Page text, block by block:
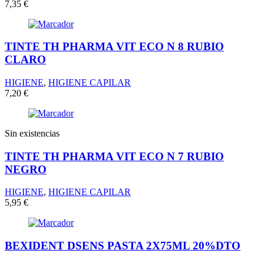
7,35 €
TINTE TH PHARMA VIT ECO N 8 RUBIO
CLARO
HIGIENE, HIGIENE CAPILAR
7,20 €
Sin existencias
TINTE TH PHARMA VIT ECO N 7 RUBIO
NEGRO
HIGIENE, HIGIENE CAPILAR
5,95 €
BEXIDENT DSENS PASTA 2X75ML 20%DTO